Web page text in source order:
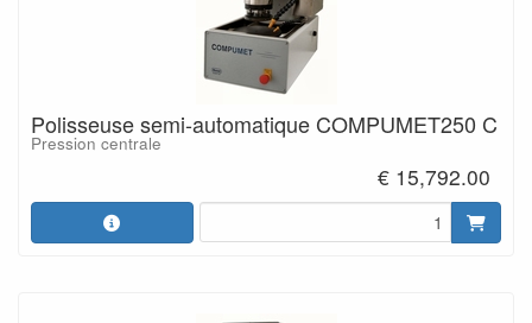
Polisseuse semi-automatique COMPUMET250 C
Pression centrale
€ 15,792.00